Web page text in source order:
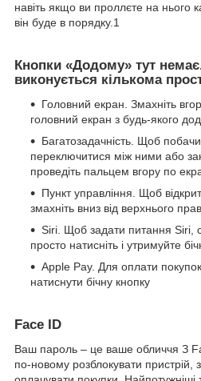
навіть якщо ви проллєте на нього
він буде в порядку.1
Кнопки «Додому» тут
виконується кількома
Головний екран. Змахніть
головний екран з будь-якого
Багатозадачність. Щоб
переключитися між ними або
проведіть пальцем вгору по
Пункт управління. Щоб
змахніть вниз від верхнього
Siri. Щоб задати питання Siri,
просто натисніть і утримуйте
Apple Pay. Для оплати покупок
натиснути бічну кнопку
Face ID
Ваш пароль – це ваше обличчя З
по‑новому розблокувати пристрій,